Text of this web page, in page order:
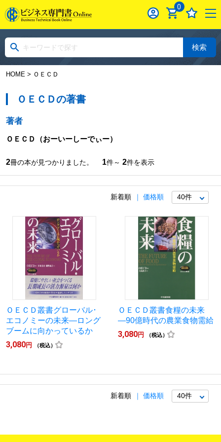
0
検索
HOME> ＯＥＣＤ
ＯＥＣＤの著書
著者
ＯＥＣＤ （おーいーしーでぃー）
2冊の本が見つかりました。 1件～ 2件を表示
新着順 価格順
ＯＥＣＤ叢書グローバル･
エコノミーの未来―ロング
ブームに向かっているか
3,080円 （税込）
ＯＥＣＤ叢書食糧の未来
―90億時代の農業食物需給
3,080円 （税込）
新着順 価格順